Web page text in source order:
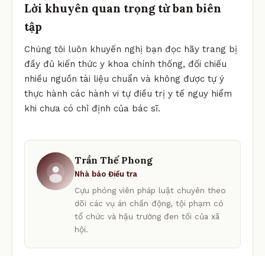
Lời khuyên quan trọng từ ban biên
tập
Chúng tôi luôn khuyến nghị bạn đọc hãy trang bị
đầy đủ kiến thức y khoa chính thống, đối chiếu
nhiều nguồn tài liệu chuẩn và không được tự ý
thực hành các hành vi tự điều trị y tế nguy hiểm
khi chưa có chỉ định của bác sĩ.
Trần Thế Phong
Nhà báo Điều tra
Cựu phóng viên pháp luật chuyên theo
dõi các vụ án chấn động, tội phạm có
tổ chức và hậu trường đen tối của xã
hội.